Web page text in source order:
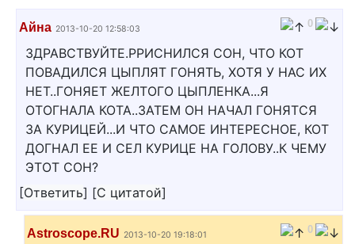
Айна 2013-10-20 12:58:03 0
ЗДРАВСТВУЙТЕ.РРИСНИЛСЯ СОН, ЧТО КОТ
ПОВАДИЛСЯ ЦЫПЛЯТ ГОНЯТЬ, ХОТЯ У НАС ИХ
НЕТ..ГОНЯЕТ ЖЕЛТОГО ЦЫПЛЕНКА...Я
ОТОГНАЛА КОТА..ЗАТЕМ ОН НАЧАЛ ГОНЯТСЯ
ЗА КУРИЦЕЙ...И ЧТО САМОЕ ИНТЕРЕСНОЕ, КОТ
ДОГНАЛ ЕЕ И СЕЛ КУРИЦЕ НА ГОЛОВУ..К ЧЕМУ
ЭТОТ СОН?
[Ответить] [С цитатой]
Astroscope.RU 2013-10-20 19:18:01 0